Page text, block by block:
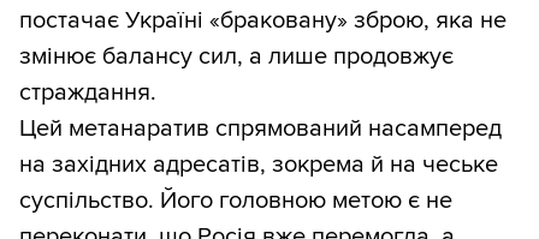
постачає Україні «браковану» зброю, яка не
змінює балансу сил, а лише продовжує
страждання.
Цей метанаратив спрямований насамперед
на західних адресатів, зокрема й на чеське
суспільство. Його головною метою є не